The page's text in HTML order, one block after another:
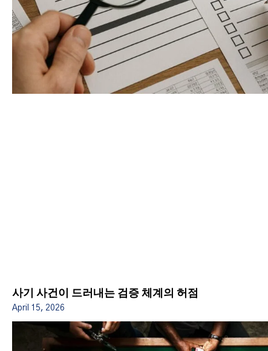
사기 사건이 드러내는 검증 체계의 허점
April 15, 2026